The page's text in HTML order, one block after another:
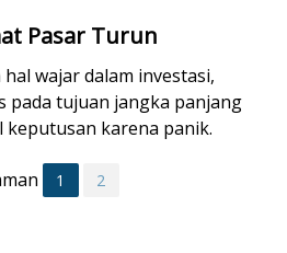
Pasar Turun
wajar dalam investasi,
pada tujuan jangka panjang
karena panik.
1 2